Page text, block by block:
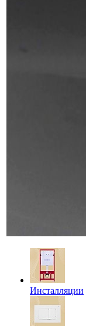
Инсталляции